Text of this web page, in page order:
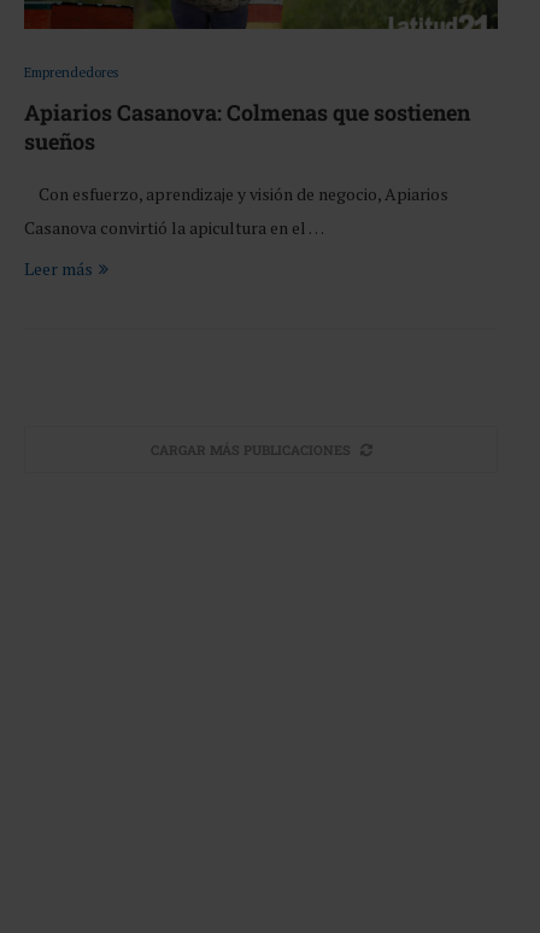
Emprendedores
Apiarios Casanova: Colmenas que sostienen
sueños
Con esfuerzo, aprendizaje y visión de negocio, Apiarios
Casanova convirtió la apicultura en el …
Leer más
CARGAR MÁS PUBLICACIONES